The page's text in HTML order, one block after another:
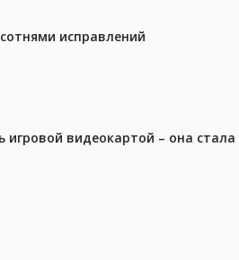
исправлений
видеокартой – она